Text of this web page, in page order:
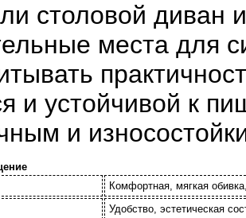
столовой диван
места для
и устойчивой к
и
Комфортная, мягкая
Удобство, эстетическая